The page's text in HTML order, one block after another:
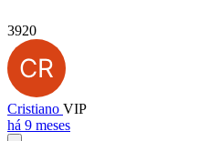
3920
Cristiano VIP
há 9 meses